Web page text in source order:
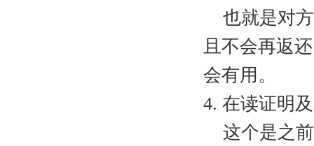
也就是对方
且不会再返
会有用。
4. 在读证明
这个是之前